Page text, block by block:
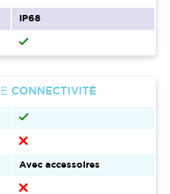
IP68
CONNECTIVITÉ
Avec accessoires